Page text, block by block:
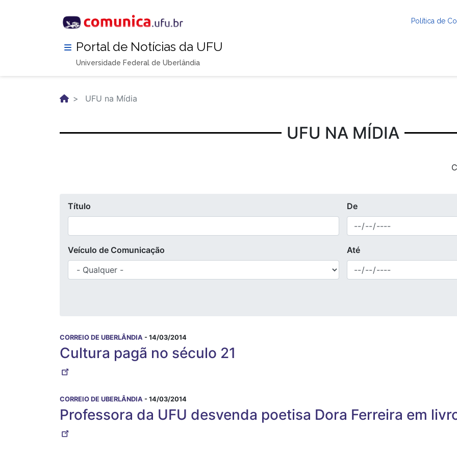
Política de
Portal de Notícias da UFU
Universidade Federal de Uberlândia
UFU na Mídia
UFU NA MÍDIA
Título
Veículo de Comunicação
De
Até
CORREIO DE UBERLÂNDIA - 14/03/2014
Cultura pagã no século 21
CORREIO DE UBERLÂNDIA - 14/03/2014
Professora da UFU desvenda poetisa Dora Ferreira em